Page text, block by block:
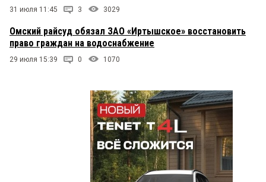
31 июля 11:45 3 3029
Омский райсуд обязал ЗАО «Иртышское» восстановить
право граждан на водоснабжение
29 июля 15:39 0 1070